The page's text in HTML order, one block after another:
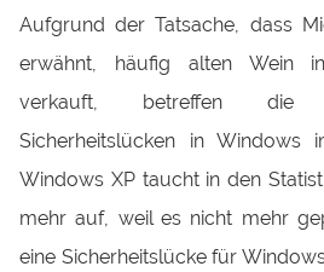
Aufgrund der Tatsache, dass
erwähnt, häufig alten Wein
verkauft, betreffen die
Sicherheitslücken in Windows
Windows XP taucht in den
mehr auf, weil es nicht mehr
eine Sicherheitslücke für